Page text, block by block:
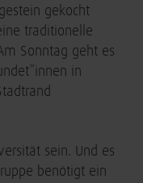
gekocht
traditionelle
Sonntag geht es
in
sein. Und es
benötigt ein